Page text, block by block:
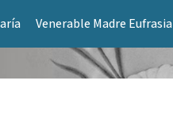
Venerable Madre Eufrasia